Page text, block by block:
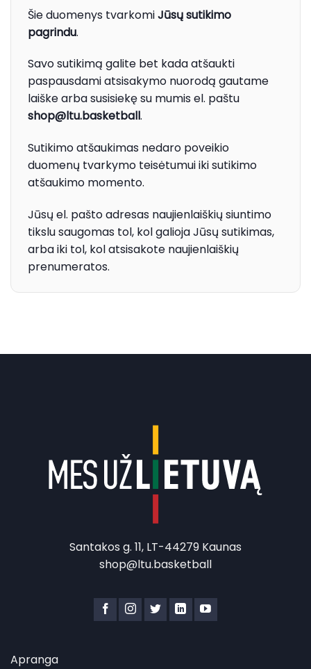
Šie duomenys tvarkomiJūsų sutikimo
pagrindu.
Savo sutikimą galite bet kada atšaukti
paspausdami atsisakymo nuorodą gautame
laiške arba susisiekę su mumis el. paštu
shop@ltu.basketball.
Sutikimo atšaukimas nedaro poveikio
duomenų tvarkymo teisėtumui iki sutikimo
atšaukimo momento.
Jūsų el. pašto adresas naujienlaiškių siuntimo
tikslu saugomas tol, kol galioja Jūsų sutikimas,
arba iki tol, kol atsisakote naujienlaiškių
prenumeratos.
Santakos g. 11, LT-44279 Kaunas
shop@ltu.basketball
Apranga